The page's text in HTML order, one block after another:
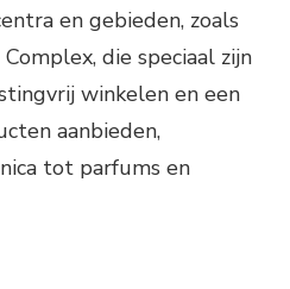
en gebieden, zoals
die speciaal zijn
winkelen en een
aanbieden,
tot parfums en